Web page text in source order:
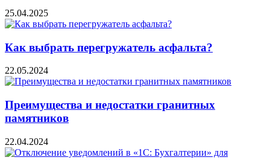
25.04.2025
Как выбрать перегружатель асфальта?
22.05.2024
Преимущества и недостатки гранитных
памятников
22.04.2024